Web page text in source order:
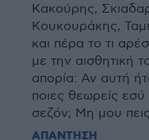
Κακούρης,
Κουκουράκης,
και πέρα το τι
με την αισθητική
απορία: Αν αυτή
ποιες θεωρείς
σεζόν; Μη μου
ΑΠΑΝΤΗΣΗ